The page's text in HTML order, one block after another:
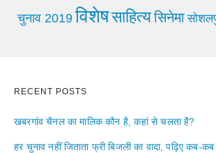
चुनाव 2019 विशेषसाहित्यसिनेमा
RECENT POSTS
खबरगांव चैनल का मालिक कौन है, कहां से चलता है?
हर चुनाव नहीं जिताता फ्री बिजली का वादा, पढ़िए कब-कब